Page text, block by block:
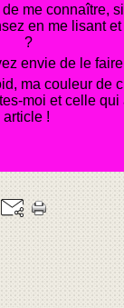
me connaître,
en me lisant
?
envie de le
ma couleur de
moi et celle
article !